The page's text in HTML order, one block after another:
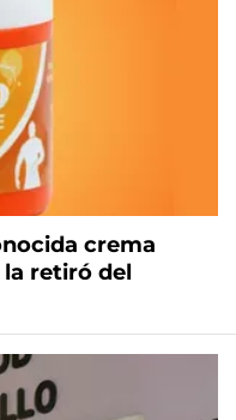
crema
retiró del